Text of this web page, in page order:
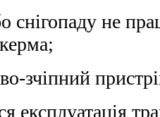
снігопаду не
зчіпний
експлуатація